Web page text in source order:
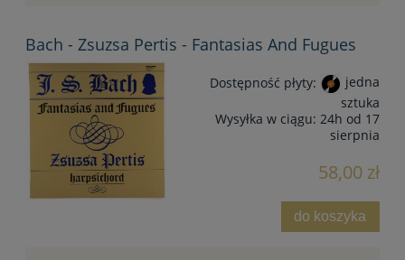
Bach - Zsuzsa Pertis - Fantasias And Fugues
Dostępność płyty:
jedna
sztuka
Wysyłka w ciągu: 24h od 17
sierpnia
58,00 zł
do koszyka